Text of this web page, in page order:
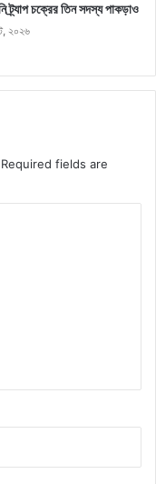
ট্র্যাপ চক্রের তিন সদস্য পাকড়াও
২০২৬
Required fields are